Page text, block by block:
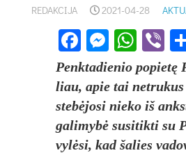
REDAKCIJA 2021-04-28
Facebook
Penk­ta­die­nio po­pietę
liau, apie tai
stebė­jo­si nie­ko iš
ga­li­mybė su­si­tik­ti su
vylė­si, kad ša­lies